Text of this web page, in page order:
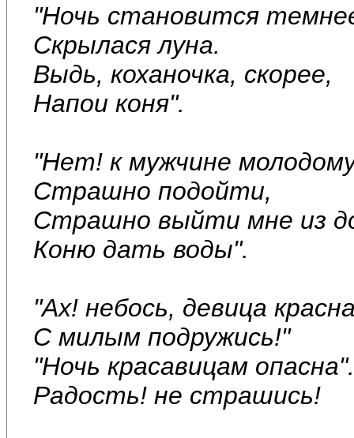
"Ночь становится
Скрылася луна.
Выдь, коханочка, скорее,
Напои коня".
"Нет! к мужчине
Страшно подойти,
Страшно выйти мне из
Коню дать воды".
"Ах! небось, девица
С милым подружись!"
"Ночь красавицам опасна".
Радость! не страшись!